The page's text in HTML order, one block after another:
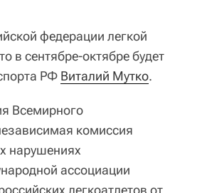
федерации легкой
в сентябре-октябре будет
РФ Виталий Мутко.
Всемирного
комиссия
нарушениях
ассоциации
легкоатлетов от